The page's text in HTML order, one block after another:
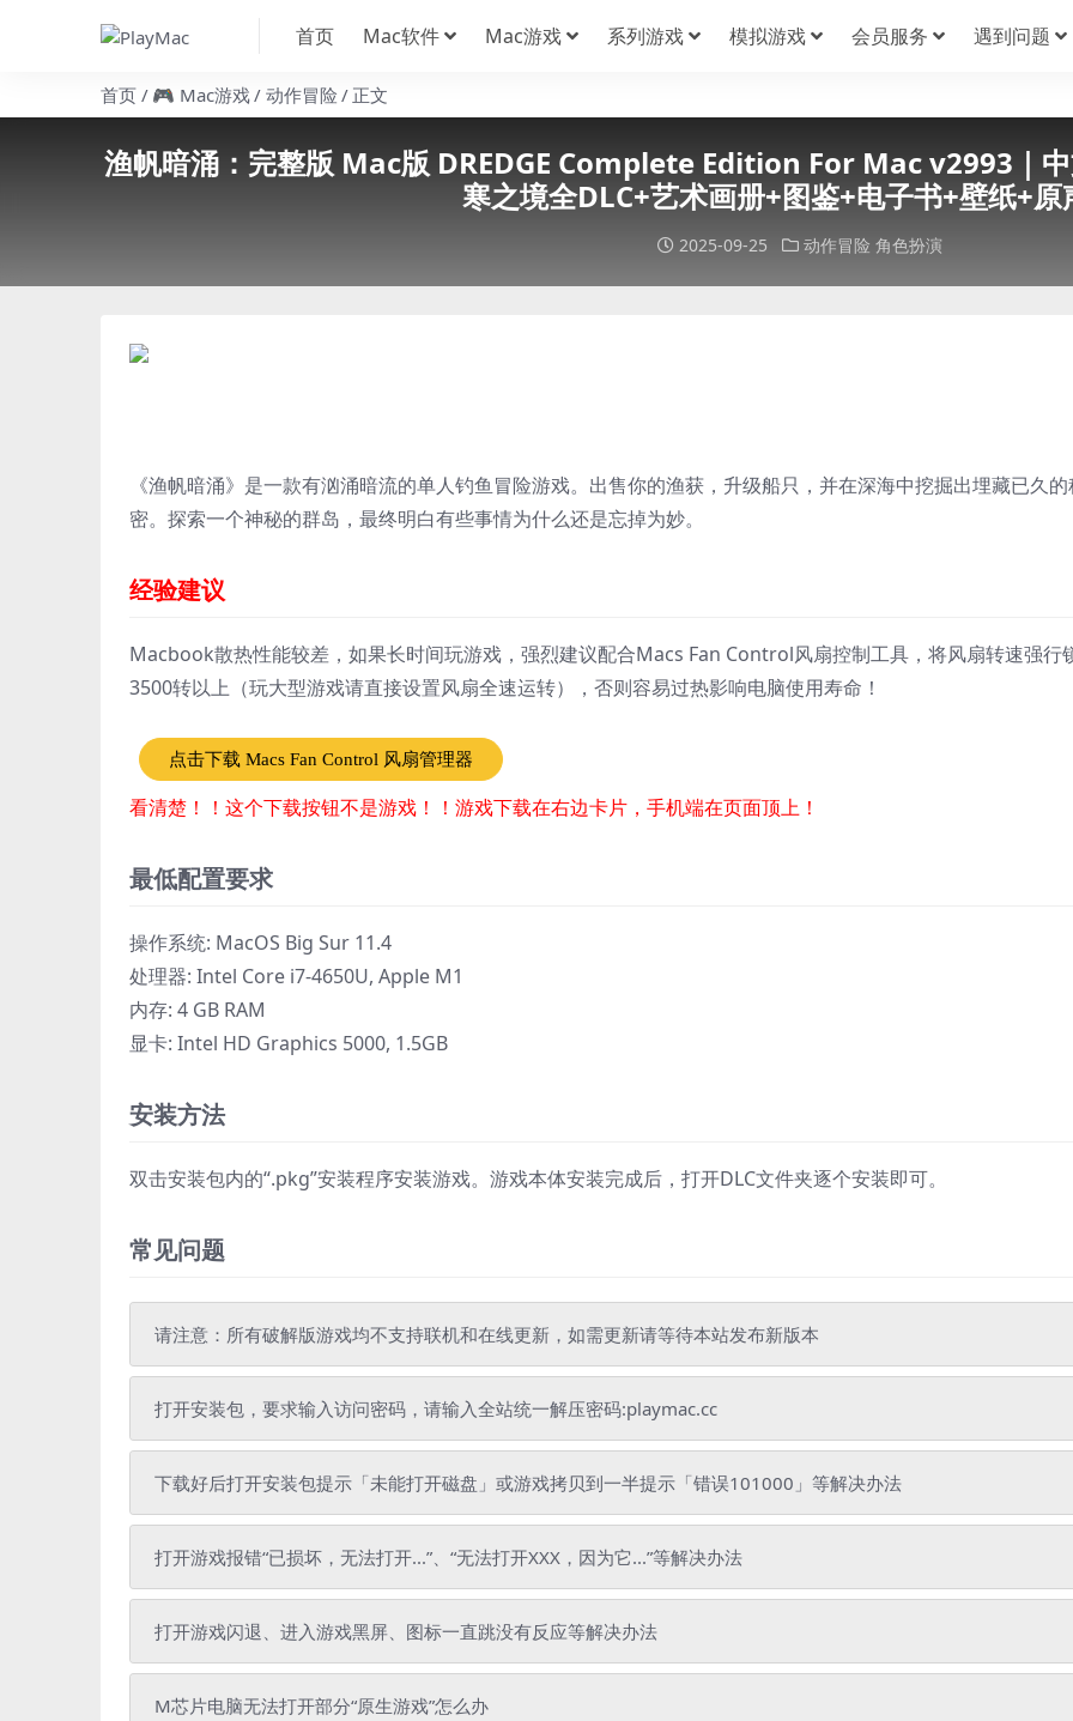
首页 Mac软件 Mac游戏 系列游戏 模拟游戏 会员服务 遇到问题
首页 🎮 Mac游戏 动作冒险 正文
渔帆暗涌：完整版 Mac版 DREDGE Complete Edition For Mac v2993｜
寒之境全DLC+艺术画册+图鉴+电子书+壁纸+原
2025-09-25 动作冒险 角色扮演
《渔帆暗涌》是一款有汹涌暗流的单人钓鱼冒险游戏。出售你的渔获，升级船只，并在深海中挖掘出埋藏已久的
密。探索一个神秘的群岛，最终明白有些事情为什么还是忘掉为妙。
经验建议
Macbook散热性能较差，如果长时间玩游戏，强烈建议配合Macs Fan Control风扇控制工具，将风扇转速强行
3500转以上（玩大型游戏请直接设置风扇全速运转），否则容易过热影响电脑使用寿命！
点击下载 Macs Fan Control 风扇管理器
看清楚！！这个下载按钮不是游戏！！游戏下载在右边卡片，手机端在页面顶上！
最低配置要求
操作系统: MacOS Big Sur 11.4
处理器: Intel Core i7-4650U, Apple M1
内存: 4 GB RAM
显卡: Intel HD Graphics 5000, 1.5GB
安装方法
双击安装包内的“.pkg”安装程序安装游戏。游戏本体安装完成后，打开DLC文件夹逐个安装即可。
常见问题
请注意：所有破解版游戏均不支持联机和在线更新，如需更新请等待本站发布新版本
打开安装包，要求输入访问密码，请输入全站统一解压密码:playmac.cc
下载好后打开安装包提示「未能打开磁盘」或游戏拷贝到一半提示「错误101000」等解决办法
打开游戏报错“已损坏，无法打开...”、“无法打开XXX，因为它...”等解决办法
打开游戏闪退、进入游戏黑屏、图标一直跳没有反应等解决办法
M芯片电脑无法打开部分“原生游戏”怎么办